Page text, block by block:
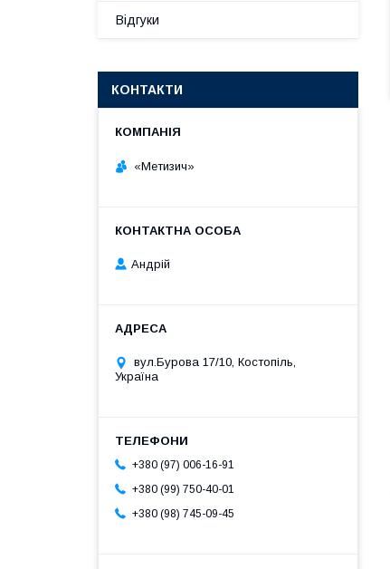
Відгуки
КОНТАКТИ
«Метизич»
Андрій
вул.Бурова 17/10, Костопіль,
Україна
+380 (97) 006-16-91
+380 (99) 750-40-01
+380 (98) 745-09-45